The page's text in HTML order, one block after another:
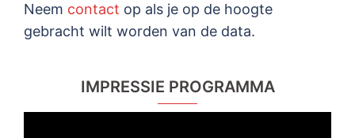
Neem contact op als je op de hoogte
gebracht wilt worden van de data.
IMPRESSIE PROGRAMMA